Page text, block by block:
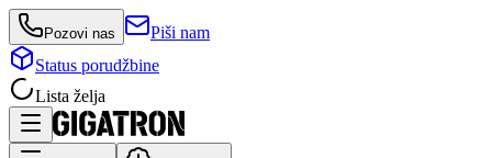
Pozovi nas
Piši nam
Status porudžbine
Lista želja